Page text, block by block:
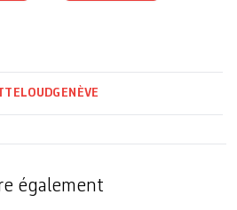
GENÈVE
également